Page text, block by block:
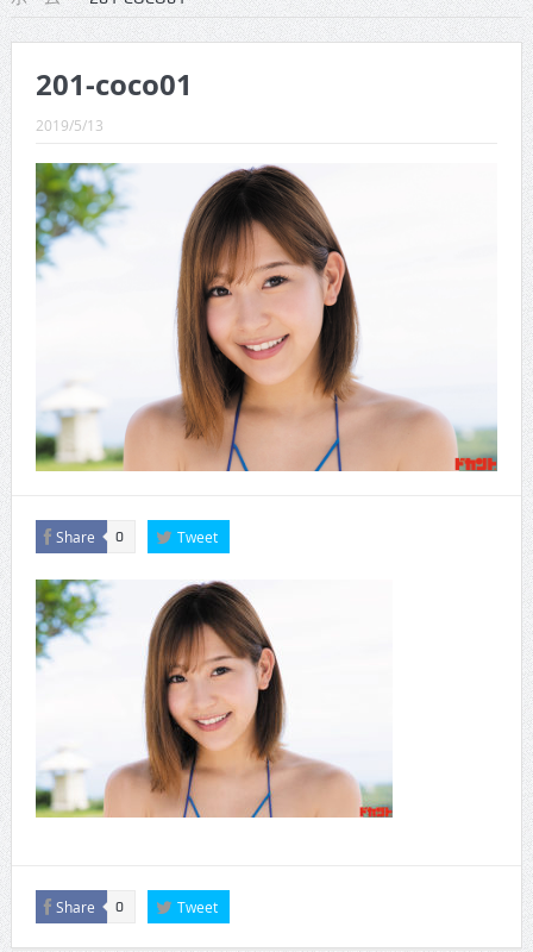
CINEMA×STYLE 291号
CINEMA×STYLE 290号
CINEMA×STYLE 289号
CINEMA×STYLE 288号
CINEMA×STYLE 287号
CINEMA×STYLE 286号
CINEMA×STYLE 285号
CINEMA×STYLE 294号
201-coco01
2019/5/13
Share 0 Tweet
Share 0 Tweet